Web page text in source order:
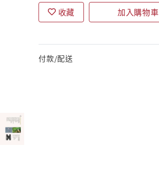
收藏 加入購物車
付款/配送